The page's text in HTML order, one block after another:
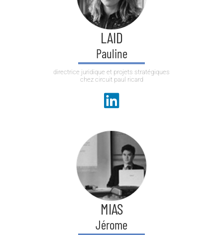
LAID
Pauline
directrice juridique et projets stratégiques
chez circuit paul ricard
MIAS
Jérome